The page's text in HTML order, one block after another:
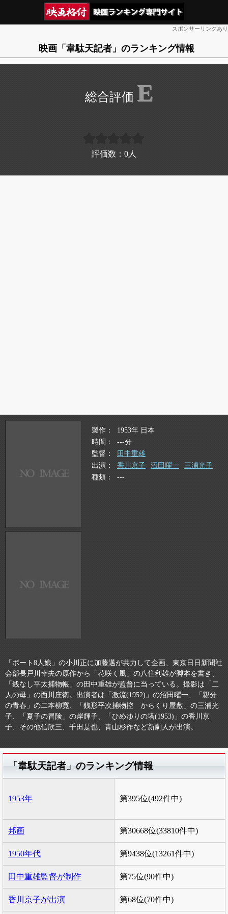
スポンサーリンクあり
映画「韋駄天記者」のランキング情報
E
評価数： 0 人
製作
1953年 日本
時間
---分
監督
田中重雄
出演
香川京子 沼田曜一
三浦光子
種類
---
「ボート8人娘」の小川正に加藤邁が共力して企画、東京日日新聞社
会部長戸川幸夫の原作から「花咲く風」の八住利雄が脚本を書き、
「銭なし平太捕物帳」の田中重雄が監督に当っている。撮影は「二
人の母」の西川庄衛。出演者は「激流(1952)」の沼田曜一、「親分
の青春」の二本柳寛、「銭形平次捕物控 からくり屋敷」の三浦光
子、「夏子の冒険」の岸輝子、「ひめゆりの塔(1953)」の香川京
子、その他信欣三、千田是也、青山杉作など新劇人が出演。
「韋駄天記者」のランキング情報
1953年 第395位(492件中)
邦画 第30668位(33810件中)
1950年代 第9438位(13261件中)
田中重雄監督が制作 第75位(90件中)
香川京子が出演 第68位(70件中)